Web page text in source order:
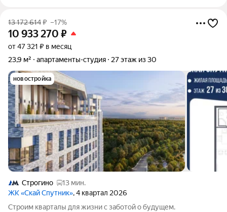
13 172 614₽ –17%
10 933 270 ₽
от 47 321 ₽ в месяц
23,9 м²
апартаменты-студия 27 этаж из 30
новостройка
Строгино
13 мин.
ЖК «Скай Спутник», 4 квартал 2026
Стрoим квapтaлы для жизни c заботой о будущем.